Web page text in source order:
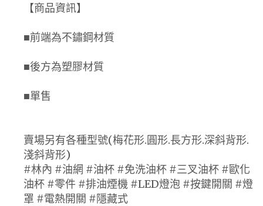
【商品資訊】
■前端為不鏽鋼材質
■後方為塑膠材質
■單售
賣場另有各種型號(梅花形.圓形.長方形.深斜背形.
淺斜背形)
#林內 #油網 #油杯 #免洗油杯 #三叉油杯 #歐化
油杯 #零件 #排油煙機 #LED燈泡 #按鍵開關 #燈
罩 #電熱開關 #隱藏式